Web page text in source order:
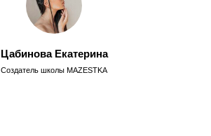
Цабинова Екатерина
Создатель школы MAZESTKA